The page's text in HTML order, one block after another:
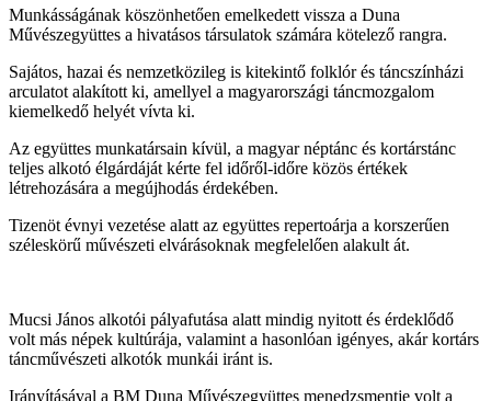
Munkásságának köszönhetően emelkedett vissza a Duna
Művészegyüttes a hivatásos társulatok számára kötelező rangra.
Sajátos, hazai és nemzetközileg is kitekintő folklór és táncszínházi
arculatot alakított ki, amellyel a magyarországi táncmozgalom
kiemelkedő helyét vívta ki.
Az együttes munkatársain kívül, a magyar néptánc és kortárstánc
teljes alkotó élgárdáját kérte fel időről-időre közös értékek
létrehozására a megújhodás érdekében.
Tizenöt évnyi vezetése alatt az együttes repertoárja a korszerűen
széleskörű művészeti elvárásoknak megfelelően alakult át.
Mucsi János alkotói pályafutása alatt mindig nyitott és érdeklődő
volt más népek kultúrája, valamint a hasonlóan igényes, akár kortárs
táncművészeti alkotók munkái iránt is.
Irányításával a BM Duna Művészegyüttes menedzsmentje volt a